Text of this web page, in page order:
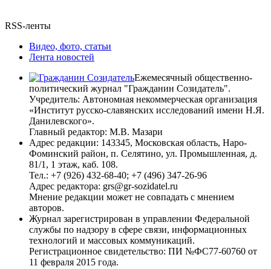
RSS-ленты
Видео, фото, статьи
Лента новостей
Ежемесячный общественно-
политический журнал "Гражданин Созидатель".
Учредитель: Автономная некоммерческая организация
«Институт русско-славянских исследований имени Н.Я.
Данилевского».
Главный редактор: М.В. Мазари
Адрес редакции: 143345, Московская область, Наро-
Фоминский район, п. Селятино, ул. Промышленная, д.
81/1, 1 этаж, каб. 108.
Тел.: +7 (926) 432-68-40; +7 (496) 347-26-96
Адрес редактора: grs@gr-sozidatel.ru
Мнение редакции может не совпадать с мнением
авторов.
Журнал зарегистрирован в управлении Федеральной
службы по надзору в сфере связи, информационных
технологий и массовых коммуникаций.
Регистрационное свидетельство: ПИ №ФС77-60760 от
11 февраля 2015 года.